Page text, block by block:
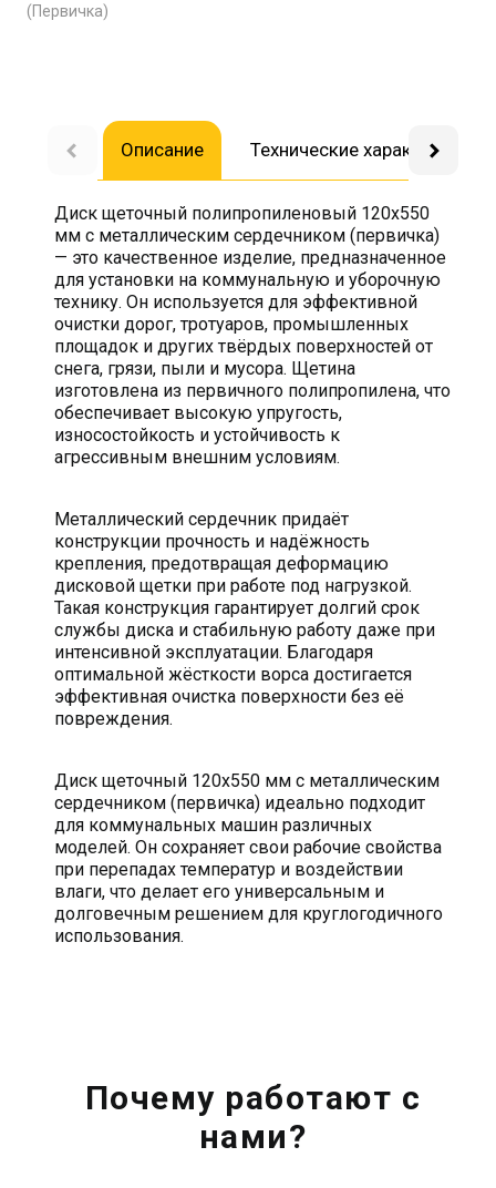
(Первичка)
Описание Технические
Диск щеточный полипропиленовый 120х550
мм с металлическим сердечником (первичка)
— это качественное изделие, предназначенное
для установки на коммунальную и уборочную
технику. Он используется для эффективной
очистки дорог, тротуаров, промышленных
площадок и других твёрдых поверхностей от
снега, грязи, пыли и мусора. Щетина
изготовлена из первичного полипропилена, что
обеспечивает высокую упругость,
износостойкость и устойчивость к
агрессивным внешним условиям.
Металлический сердечник придаёт
конструкции прочность и надёжность
крепления, предотвращая деформацию
дисковой щетки при работе под нагрузкой.
Такая конструкция гарантирует долгий срок
службы диска и стабильную работу даже при
интенсивной эксплуатации. Благодаря
оптимальной жёсткости ворса достигается
эффективная очистка поверхности без её
повреждения.
Диск щеточный 120х550 мм с металлическим
сердечником (первичка) идеально подходит
для коммунальных машин различных
моделей. Он сохраняет свои рабочие свойства
при перепадах температур и воздействии
влаги, что делает его универсальным и
долговечным решением для круглогодичного
использования.
Почему работают с
нами?